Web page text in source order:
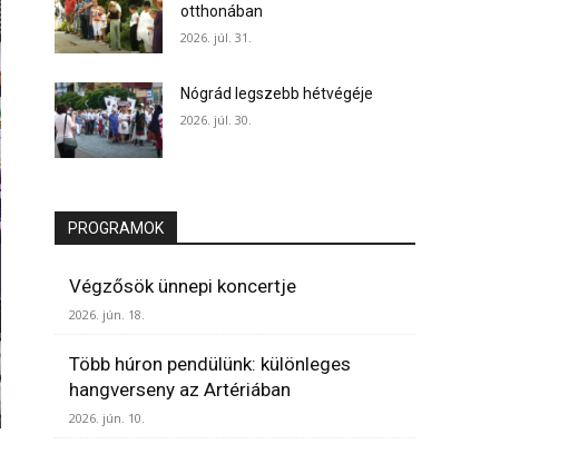
otthonában
2026. júl. 31.
Nógrád legszebb hétvégéje
2026. júl. 30.
PROGRAMOK
Végzősök ünnepi koncertje
2026. jún. 18.
Több húron pendülünk: különleges
hangverseny az Artériában
2026. jún. 10.